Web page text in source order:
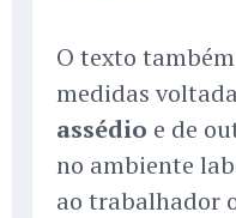
O texto
medidas
assédio e de
no ambiente
ao trabalhador